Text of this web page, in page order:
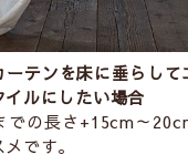
テンを床に垂らして
イルにしたい場合
での長さ+15cm～
です。